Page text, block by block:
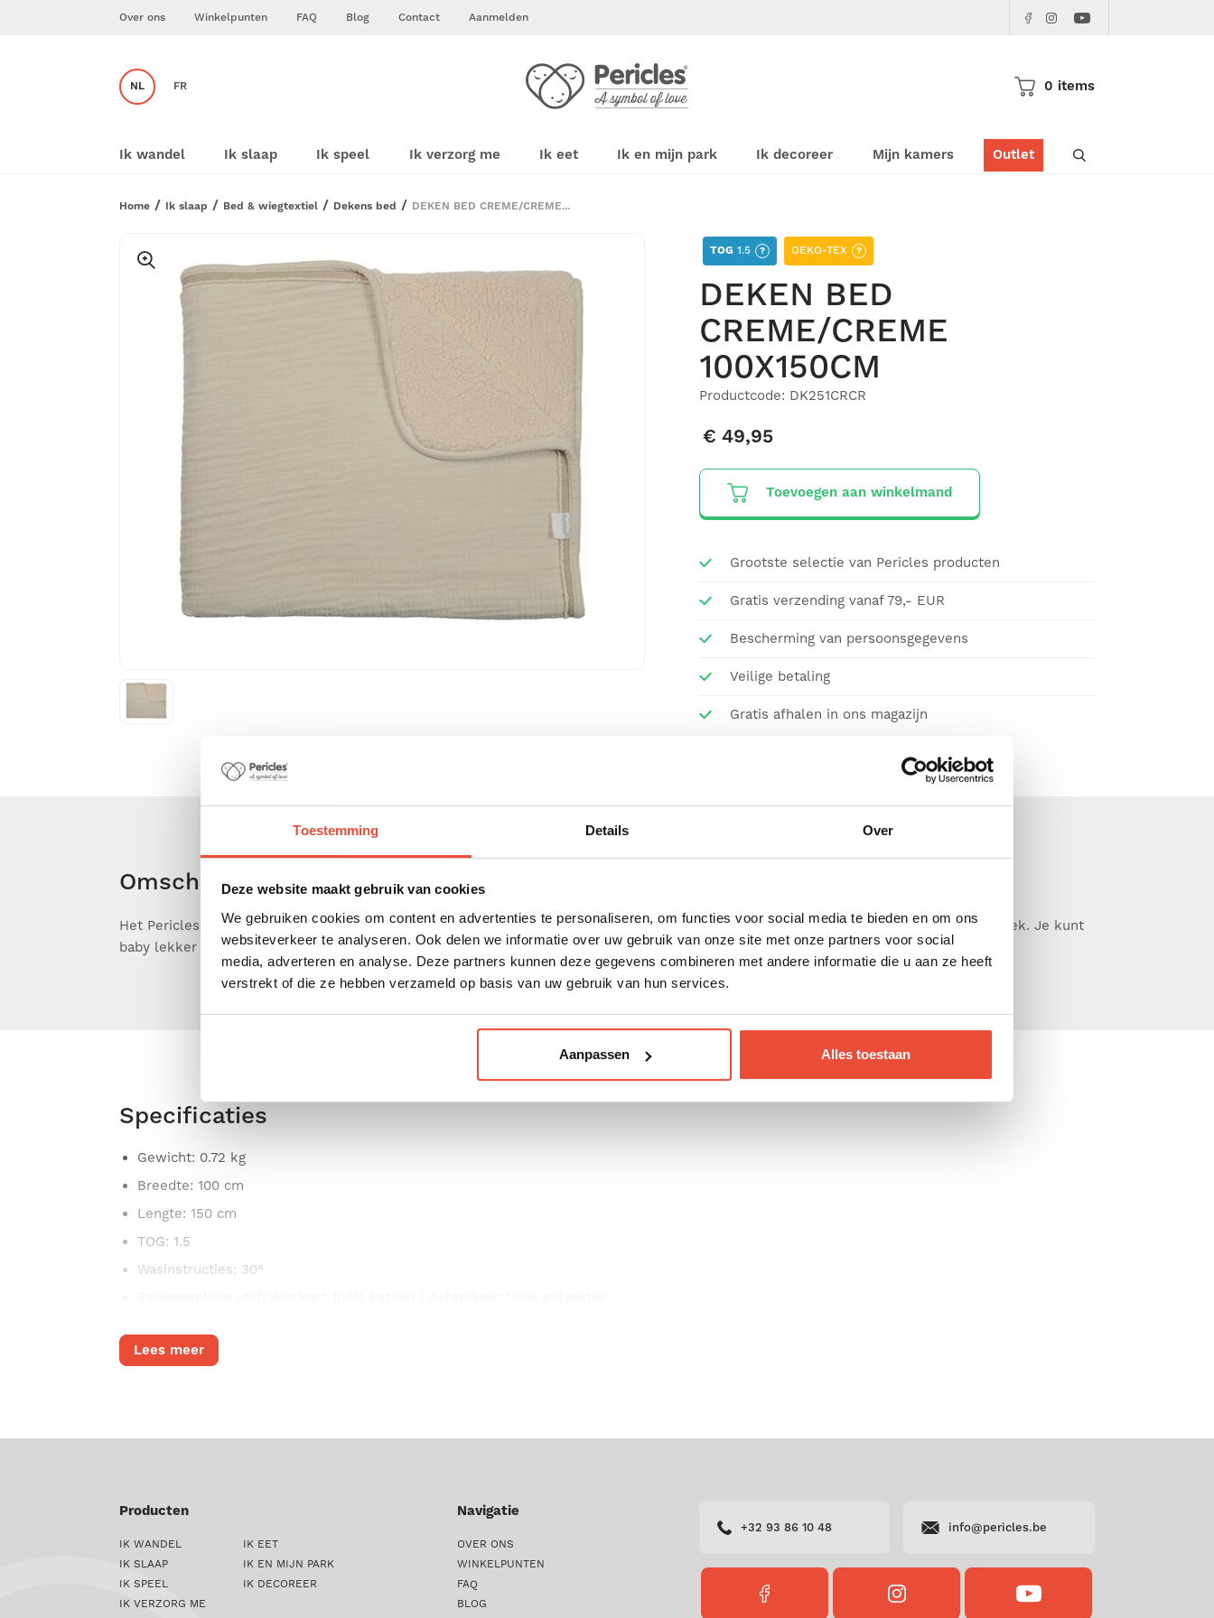
Toestemming Details Over
Deze website maakt gebruik van cookies
We gebruiken cookies om content en advertenties te personaliseren, om functies voor social media te bieden en om ons
websiteverkeer te analyseren. Ook delen we informatie over uw gebruik van onze site met onze partners voor social
media, adverteren en analyse. Deze partners kunnen deze gegevens combineren met andere informatie die u aan ze heeft
verstrekt of die ze hebben verzameld op basis van uw gebruik van hun services.
Aanpassen Alles toestaan
Over ons Winkelpunten FAQ Blog Contact Aanmelden
FacebookInstagramYoutube
Pericles
NL FR 0 items
Ik wandel Ik slaap Ik speel Ik verzorg me Ik eet Ik en mijn park Ik decoreer Mijn kamers Outlet Doorzoek de
Home Ik slaap Bed & wiegtextiel Dekens bed DEKEN BED CREME/CREME...
TOG 1.5 ? OEKO-TEX ?
DEKEN BED
CREME/CREME
100X150CM
Productcode: DK251CRCR
€ 49,95
Toevoegen aan winkelmand
Grootste selectie van Pericles producten
Gratis verzending vanaf 79,- EUR
Bescherming van persoonsgegevens
Veilige betaling
Gratis afhalen in ons magazijn
Omschrijving
Het Pericles beddeken met afmetingen 100*150 cm houdt jouw
baby lekker warm. Maak jouw bedje compleet met een bedlaken.
Het Pericles deken is ook te gebruiken als omslagdoek. Je kunt
het deken gewoon wassen in de wasmachine.
Specificaties
Gewicht: 0.72 kg
Breedte: 100 cm
Lengte: 150 cm
TOG: 1.5
Wasinstructies: 30°
Lees meer
Producten
IK WANDEL
IK SLAAP
IK SPEEL
IK VERZORG ME
IK EET
IK EN MIJN PARK
IK DECOREER
Navigatie
OVER ONS
WINKELPUNTEN
FAQ
BLOG
+32 93 86 10 48 info@pericles.be
FACEBOOK
INSTAGRAM
YOUTUBE